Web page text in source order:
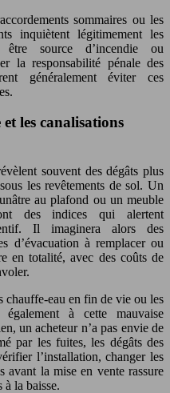
sommaires ou les
inquiètent légitimement les
source d’incendie ou
la responsabilité pénale des
généralement éviter ces
les canalisations
souvent des dégâts plus
les revêtements de sol. Un
au plafond ou un meuble
des indices qui alertent
Il imaginera alors des
d’évacuation à remplacer ou
en totalité, avec des coûts de
chauffe-eau en fin de vie ou les
également à cette mauvaise
un acheteur n’a pas envie de
par les fuites, les dégâts des
l’installation, changer les
avant la mise en vente rassure
à la baisse.